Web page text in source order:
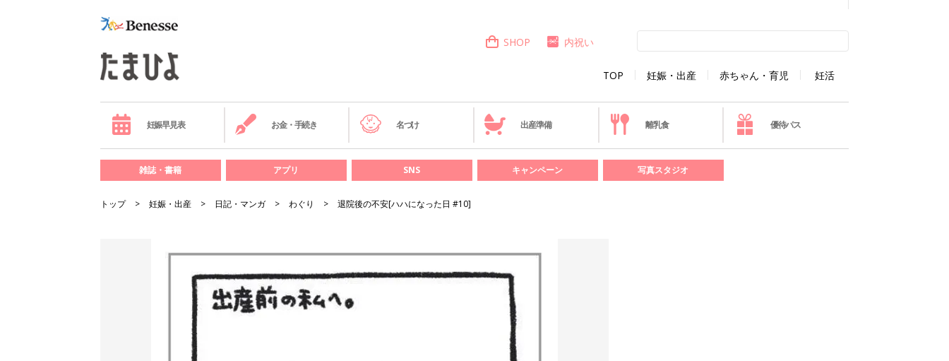
TOP 妊娠・出産 赤ちゃん・育児 妊活
SHOP 内祝い
妊娠早見表 お金・手続き 名づけ 出産準備 離乳食 優待パス
雑誌・書籍 アプリ SNS キャンペーン 写真スタジオ
トップ 妊娠・出産 日記・マンガ わぐり 退院後の不安[ハハになった日 #10]